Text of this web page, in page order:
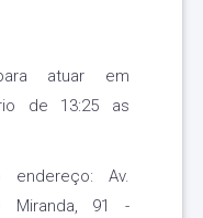
atuar em
de 13:25 as
Av.
Miranda, 91 -